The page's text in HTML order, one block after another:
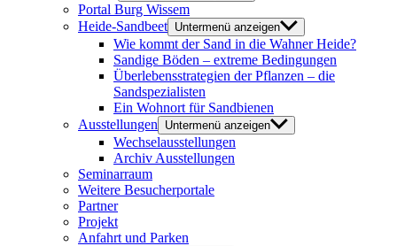
Portal Burg Wissem
Heide-Sandbeet Untermenü anzeigen
Wie kommt der Sand in die Wahner Heide?
Sandige Böden – extreme Bedingungen
Überlebensstrategien der Pflanzen – die
Sandspezialisten
Ein Wohnort für Sandbienen
Ausstellungen
Untermenü anzeigen
Wechselausstellungen
Archiv Ausstellungen
Seminarraum
Weitere Besucherportale
Partner
Projekt
Anfahrt und Parken